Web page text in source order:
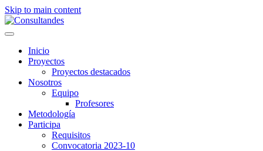
Skip to main content
Inicio
Proyectos
Proyectos destacados
Nosotros
Equipo
Profesores
Metodología
Participa
Requisitos
Convocatoria 2023-10